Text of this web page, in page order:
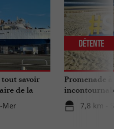
tout savoir
de la
Mer
Promenade
7,8 km -
Détente